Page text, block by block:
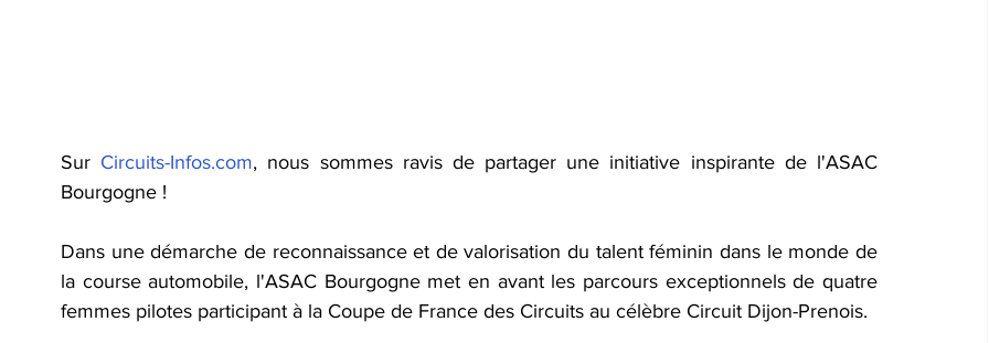
Sur Circuits-Infos.com, nous sommes ravis de partager une initiative inspirante de l'ASAC
Bourgogne !
Dans une démarche de reconnaissance et de valorisation du talent féminin dans le monde de
la course automobile, l'ASAC Bourgogne met en avant les parcours exceptionnels de quatre
femmes pilotes participant à la Coupe de France des Circuits au célèbre Circuit Dijon-Prenois.